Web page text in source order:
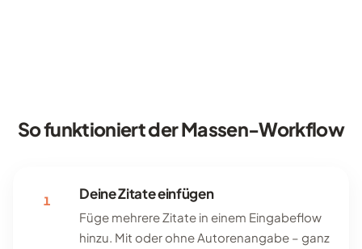
So funktioniert der Massen-Workflow
1 Deine Zitate einfügen
Füge mehrere Zitate in einem Eingabeflow
hinzu. Mit oder ohne Autorenangabe – ganz